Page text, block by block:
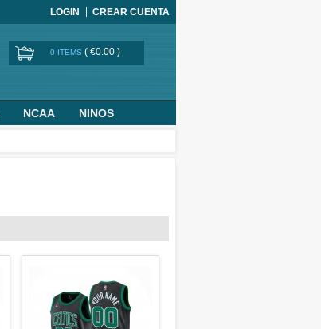
LOGIN CREAR CUENTA
0 ITEMS ( €0.00 )
NCAA
NINOS